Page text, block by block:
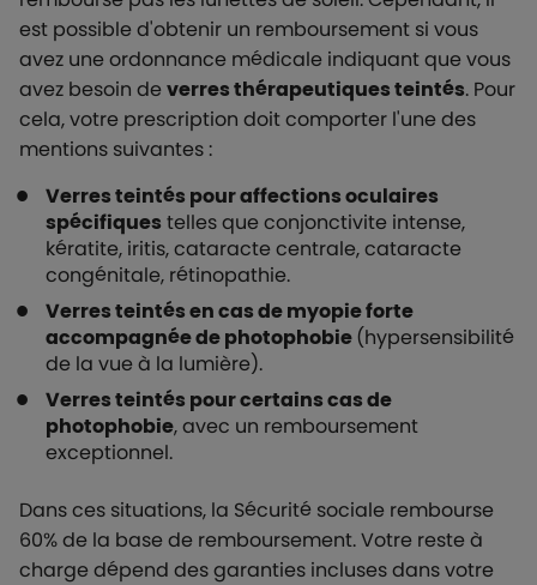
est possible d'obtenir un remboursement si vous
avez une ordonnance médicale indiquant que vous
avez besoin deverres thérapeutiques teintés. Pour
cela, votre prescription doit comporter l'une des
mentions suivantes :
Verres teintés pour affections oculaires
spécifiques telles que conjonctivite intense,
kératite, iritis, cataracte centrale, cataracte
congénitale, rétinopathie.
Verres teintés en cas de myopie forte
accompagnée de photophobie(hypersensibilité
de la vue à la lumière).
Verres teintés pour certains cas de
photophobie, avec un remboursement
exceptionnel.
Dans ces situations, la Sécurité sociale rembourse
60% de la base de remboursement. Votre reste à
charge dépend des garanties incluses dans votre